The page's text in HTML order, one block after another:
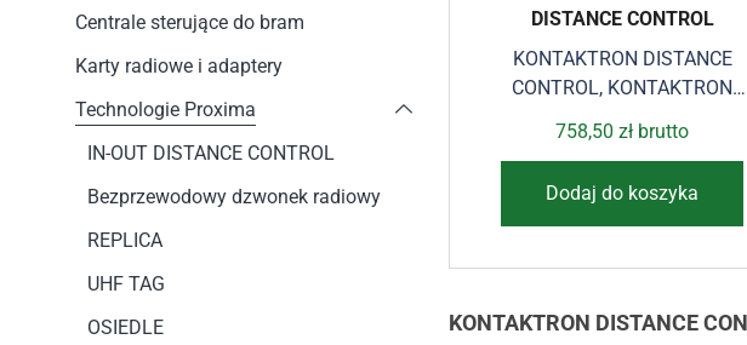
KONTAKTRON DISTANCE
CONTROL, KONTAKTRON
DISTANCE CONTROL
758,50zł brutto
Dodaj do koszyka
KONTAKTRON DISTANCE
Centrale sterujące do bram
Karty radiowe i adaptery
Technologie Proxima
IN-OUT DISTANCE CONTROL
Bezprzewodowy dzwonek radiowy
REPLICA
UHF TAG
OSIEDLE